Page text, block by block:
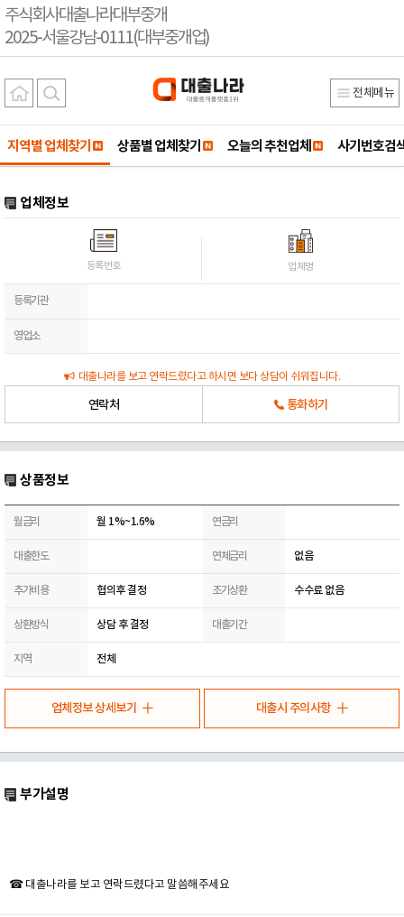
주식회사대출나라대부중개
2025-서울강남-0111(대부중개업)
전체메뉴
지역별 업체찾기 상품별 업체찾기 오늘의 추천업체 사기번호검
업체정보
등록번호 업체명
등록기관
영업소
대출나라를 보고 연락드렸다고 하시면 보다 상담이 쉬워집니다.
연락처 통화하기
상품정보
월금리 월 1%~1.6% 연금리
대출한도 연체금리 없음
추가비용 협의후 결정 조기상환 수수료 없음
상환방식 상담 후 결정 대출기간
지역 전체
업체정보 상세보기 대출시 주의사항
부가설명
☎ 대출나라를 보고 연락드렸다고 말씀해주세요